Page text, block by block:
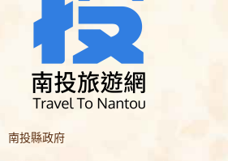
南投縣政府